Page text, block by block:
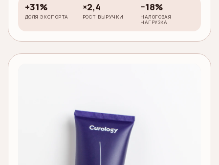
+31%
ДОЛЯ ЭКСПОРТА
×2,4
РОСТ ВЫРУЧКИ
−18%
НАЛОГОВАЯ
НАГРУЗКА